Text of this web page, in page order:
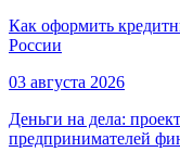
Как оформить
России
03 августа 2026
Деньги на дела:
предпринимателей